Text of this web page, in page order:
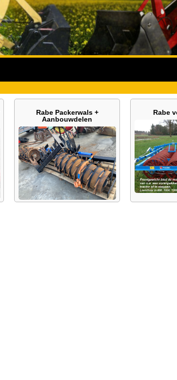
Rabe Packerwals +
Aanbouwdelen
Rabe